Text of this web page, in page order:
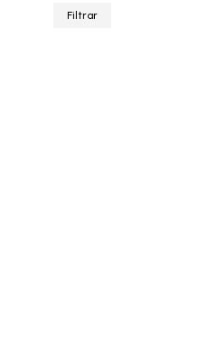
Filtrar